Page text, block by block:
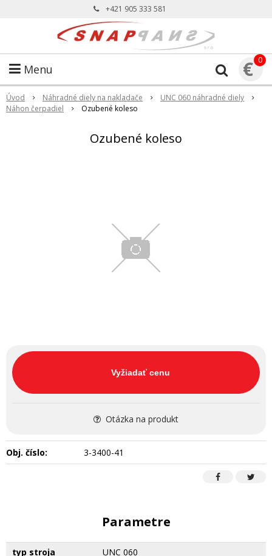
+421 905 333 581
Menu € 0
Úvod Náhradné diely na nakladače
UNC 060 náhradné diely
Náhon čerpadiel
Ozubené koleso
Ozubené koleso
Vyžiadať cenu
Otázka na produkt
Obj. číslo: 3-3400-41
Parametre
typ stroja
UNC 060